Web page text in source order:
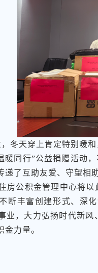
冬天穿上肯定特别暖
暖同行”公益捐赠活动
递了互助友爱、守望相
房公积金管理中心将
断丰富创建形式、深
业，大力弘扬时代新
金力量。